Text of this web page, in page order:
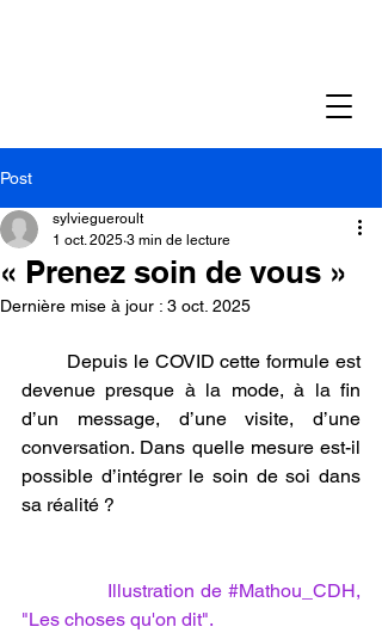
Post
« Prenez soin de vous »
sylviegueroult
1 oct. 2025 3 min de lecture
Dernière mise à jour : 3 oct. 2025
Depuis le COVID cette formule est
devenue presque à la mode, à la fin
d’un message, d’une visite, d’une
conversation. Dans quelle mesure est-il
possible d’intégrer le soin de soi dans
sa réalité ?
   Illustration de
#Mathou_CDH,
"Les choses qu'on dit".